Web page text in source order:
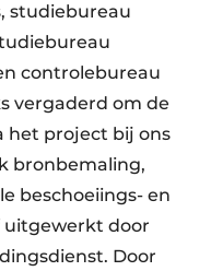
studiebureau
controlebureau
vergaderd om de
het project bij ons
bronbemaling,
beschoeiings- en
door
Door